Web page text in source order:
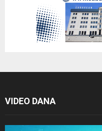
VIDEO DANA